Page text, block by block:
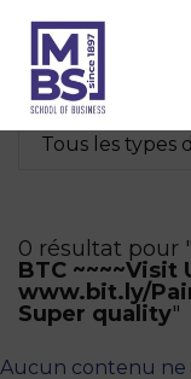
Tous les types
0 résultat pour "
BTC ~~~~Visit
www.bit.ly/
Super quality"
Aucun contenu ne